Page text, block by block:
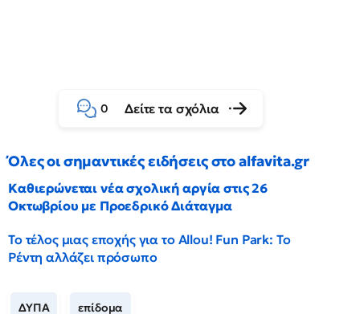
0 Δείτε τα σχόλια
Όλες οι σημαντικές ειδήσεις στο alfavita.gr
Καθιερώνεται νέα σχολική αργία στις 26
Οκτωβρίου με Προεδρικό Διάταγμα
Το τέλος μιας εποχής για το Allou! Fun Park: Το
Ρέντη αλλάζει πρόσωπο
ΔΥΠΑ επίδομα